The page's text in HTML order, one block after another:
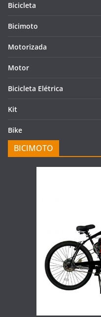
Bicicleta
Bicimoto
Motorizada
Motor
Bicicleta Elétrica
Kit
Bike
BICIMOTO